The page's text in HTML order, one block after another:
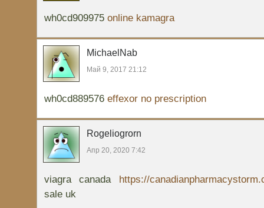
wh0cd909975 online kamagra
MichaelNab
Май 9, 2017 21:12
wh0cd889576 effexor no prescription
Rogeliogrorn
Апр 20, 2020 7:42
viagra canada https://
sale uk